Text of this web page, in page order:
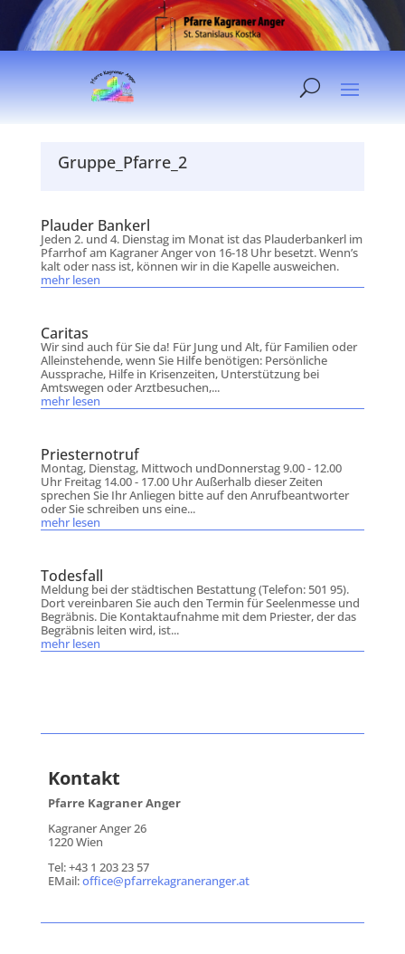
Gruppe_Pfarre_2
Plauder Bankerl
Jeden 2. und 4. Dienstag im Monat ist das Plauderbankerl im
Pfarrhof am Kagraner Anger von 16-18 Uhr besetzt. Wenn’s
kalt oder nass ist, können wir in die Kapelle ausweichen.
mehr lesen
Caritas
Wir sind auch für Sie da! Für Jung und Alt, für Familien oder
Alleinstehende, wenn Sie Hilfe benötigen: Persönliche
Aussprache, Hilfe in Krisenzeiten, Unterstützung bei
Amtswegen oder Arztbesuchen,...
mehr lesen
Priesternotruf
Montag, Dienstag, Mittwoch undDonnerstag 9.00 - 12.00
Uhr Freitag 14.00 - 17.00 Uhr Außerhalb dieser Zeiten
sprechen Sie Ihr Anliegen bitte auf den Anrufbeantworter
oder Sie schreiben uns eine...
mehr lesen
Todesfall
Meldung bei der städtischen Bestattung (Telefon: 501 95).
Dort vereinbaren Sie auch den Termin für Seelenmesse und
Begräbnis. Die Kontaktaufnahme mit dem Priester, der das
Begräbnis leiten wird, ist...
mehr lesen
Kontakt
Pfarre Kagraner Anger
Kagraner Anger 26
1220 Wien
Tel: +43 1 203 23 57
EMail:office@pfarrekagraneranger.at